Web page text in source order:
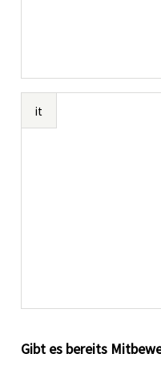
it
Gibt es bereits